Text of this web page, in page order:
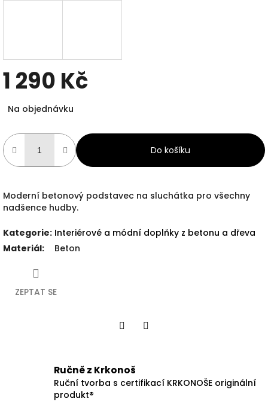
1 290 Kč
cena:
Na objednávku
Do košíku
Moderní betonový podstavec na sluchátka pro všechny
nadšence hudby.
Kategorie: Interiérové a módní doplňky z betonu a dřeva
Materiál: Beton
ZEPTAT SE
Ručně z Krkonoš
Ruční tvorba s certifikací KRKONOŠE originální
produkt®